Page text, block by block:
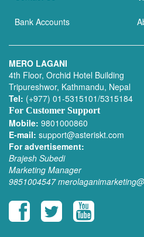
Bank Accounts
MERO LAGANI
4th Floor, Orchid Hotel Building
Tripureshwor, Kathmandu, Nepal
Tel: (+977) 01-5315101/5315184
For Customer Support
Mobile: 9801000860
E-mail: support@asteriskt.com
For advertisement:
Brajesh Subedi
Marketing Manager
9851004547